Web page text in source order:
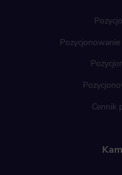
Cennik